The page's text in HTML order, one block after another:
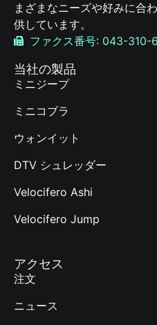
当社の製品
ミニジープ
ミニコブラ
ウォンイット
DTV シュレッダー
Velocifero Ashi
Velocifero Jump
アクセス
注文
ニュース
まざまなニーズや好みに合
供しています。
ファクス番号: 043-310-